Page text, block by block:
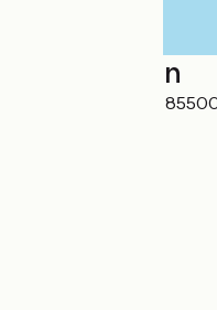
Localisation
47 Rue de Saumur